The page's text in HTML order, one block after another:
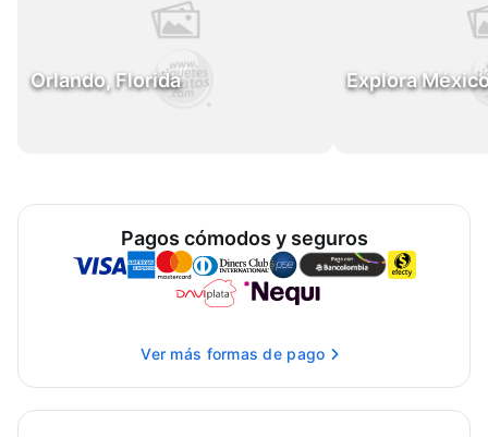
Orlando, Florida Explora
Pagos cómodos y seguros
Ver más formas de pago